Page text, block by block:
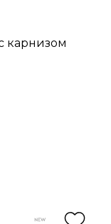
карнизом